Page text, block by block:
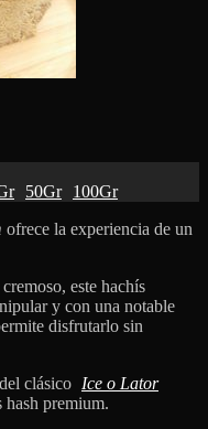
50Gr
100Gr
ofrece la experiencia de un
este hachís
y con una notable
disfrutarlo sin
clásico Ice o Lator
hash premium.